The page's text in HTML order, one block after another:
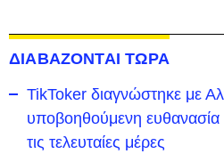
ΔΙΑΒΑΖΟΝΤΑΙ ΤΩΡΑ
TikToker διαγνώστηκε με
υποβοηθούμενη ευθανασία
τις τελευταίες μέρες